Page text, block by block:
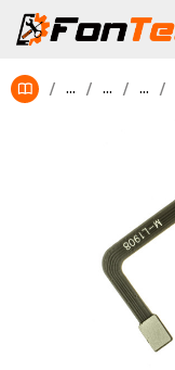
/ ... / ... / ... /